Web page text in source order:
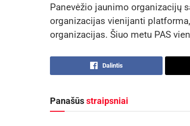
Panevėžio jaunimo organizacijų
organizacijas vienijanti
organizacijas. Šiuo metu PAS
Dalintis
Panašūsstraipsniai